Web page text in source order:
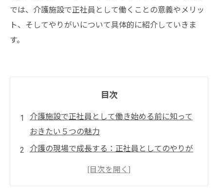
では、介護施設で正社員として働くことの意義やメリッ
ト、そしてやりがいについて具体的に紹介していきま
す。
目次
介護施設で正社員として働き始める前に知って
おきたい５つの魅力
介護の現場で成長する：正社員としてのやりが
いとスキルアップの実例